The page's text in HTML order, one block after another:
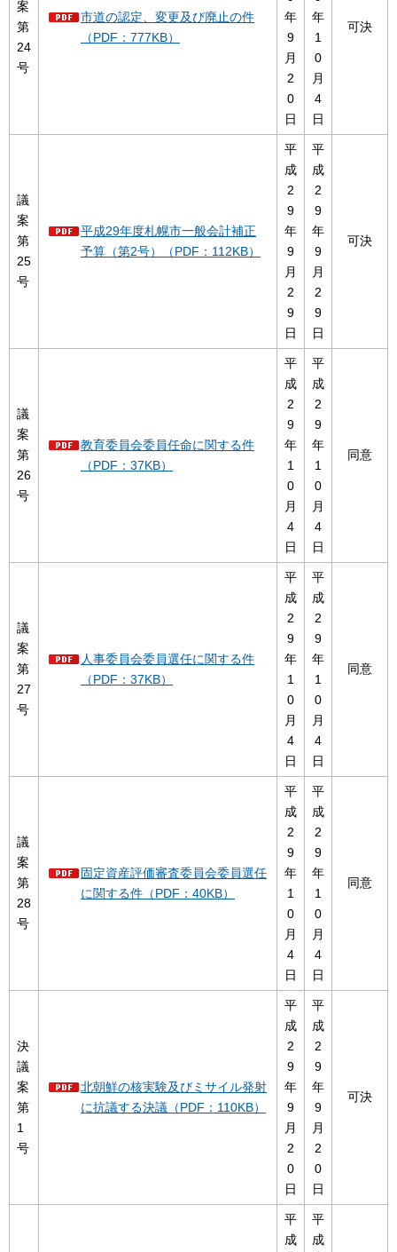
案
第
24
号
市道の認定、変更及び廃止の件
（PDF：777KB）
年
9
月
2
0
日
年
1
0
月
4
日
可決
議
案
第
25
号
平成29年度札幌市一般会計補正
予算（第2号）（PDF：112KB）
平
成
2
9
年
9
月
2
9
日
平
成
2
9
年
9
月
2
9
日
可決
議
案
第
26
号
教育委員会委員任命に関する件
（PDF：37KB）
平
成
2
9
年
1
0
月
4
日
平
成
2
9
年
1
0
月
4
日
同意
議
案
第
27
号
人事委員会委員選任に関する件
（PDF：37KB）
平
成
2
9
年
1
0
月
4
日
平
成
2
9
年
1
0
月
4
日
同意
議
案
第
28
号
固定資産評価審査委員会委員選任
に関する件（PDF：40KB）
平
成
2
9
年
1
0
月
4
日
平
成
2
9
年
1
0
月
4
日
同意
決
議
案
第
1
号
北朝鮮の核実験及びミサイル発射
に抗議する決議（PDF：110KB）
平
成
2
9
年
9
月
2
0
日
平
成
2
9
年
9
月
2
0
日
可決
平
成
平
成